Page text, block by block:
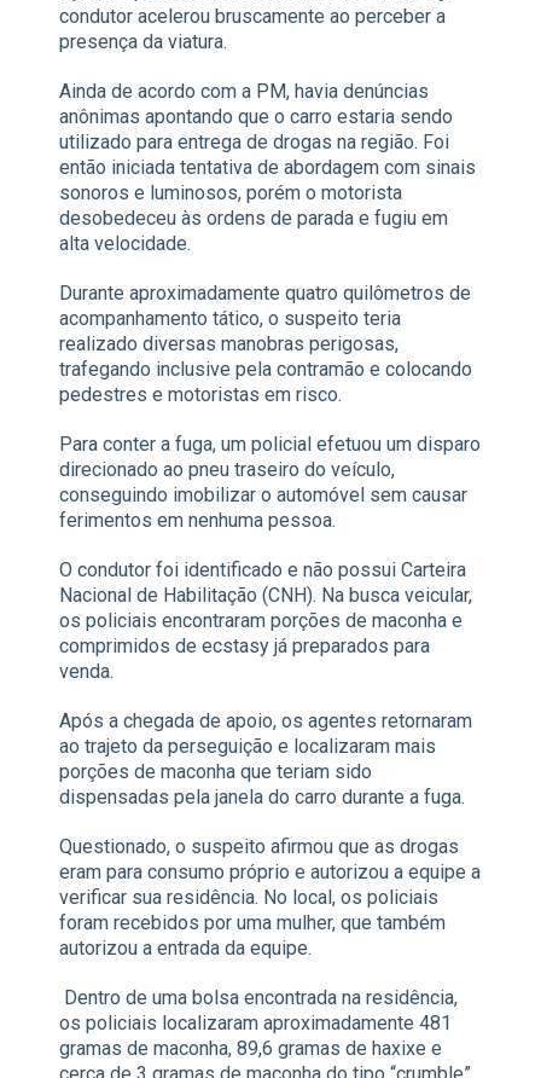
condutor acelerou bruscamente ao perceber a
presença da viatura.
Ainda de acordo com a PM, havia denúncias
anônimas apontando que o carro estaria sendo
utilizado para entrega de drogas na região. Foi
então iniciada tentativa de abordagem com sinais
sonoros e luminosos, porém o motorista
desobedeceu às ordens de parada e fugiu em
alta velocidade.
Durante aproximadamente quatro quilômetros de
acompanhamento tático, o suspeito teria
realizado diversas manobras perigosas,
trafegando inclusive pela contramão e colocando
pedestres e motoristas em risco.
Para conter a fuga, um policial efetuou um disparo
direcionado ao pneu traseiro do veículo,
conseguindo imobilizar o automóvel sem causar
ferimentos em nenhuma pessoa.
O condutor foi identificado e não possui Carteira
Nacional de Habilitação (CNH). Na busca veicular,
os policiais encontraram porções de maconha e
comprimidos de ecstasy já preparados para
venda.
Após a chegada de apoio, os agentes retornaram
ao trajeto da perseguição e localizaram mais
porções de maconha que teriam sido
dispensadas pela janela do carro durante a fuga.
Questionado, o suspeito afirmou que as drogas
eram para consumo próprio e autorizou a equipe a
verificar sua residência. No local, os policiais
foram recebidos por uma mulher, que também
autorizou a entrada da equipe.
Dentro de uma bolsa encontrada na residência,
os policiais localizaram aproximadamente 481
gramas de maconha, 89,6 gramas de haxixe e